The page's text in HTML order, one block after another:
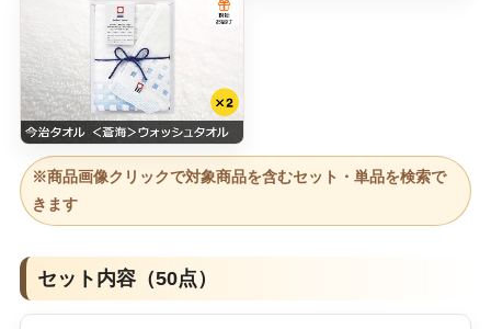
※商品画像クリックで対象商品を含むセット・単品を検索で
きます
セット内容（50点）